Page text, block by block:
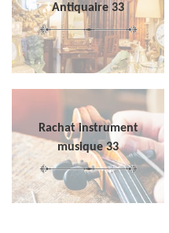
Antiquaire 33
Rachat instrument
musique 33